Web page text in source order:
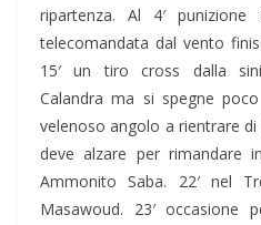
ripartenza. Al 4′
telecomandata dal vento
15′ un tiro cross dalla
Calandra ma si spegne
velenoso angolo a rientrare
deve alzare per rimandare
Ammonito Saba. 22′ nel
Masawoud. 23′ occasione